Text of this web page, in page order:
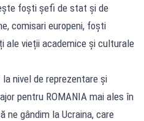
foști șefi de stat și de
comisari europeni, foști
ale vieții academice și culturale
nivel de reprezentare și
pentru ROMANIA mai ales în
gândim la Ucraina, care